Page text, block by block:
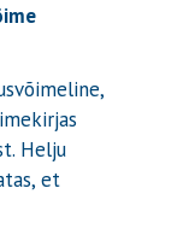
Helju
et